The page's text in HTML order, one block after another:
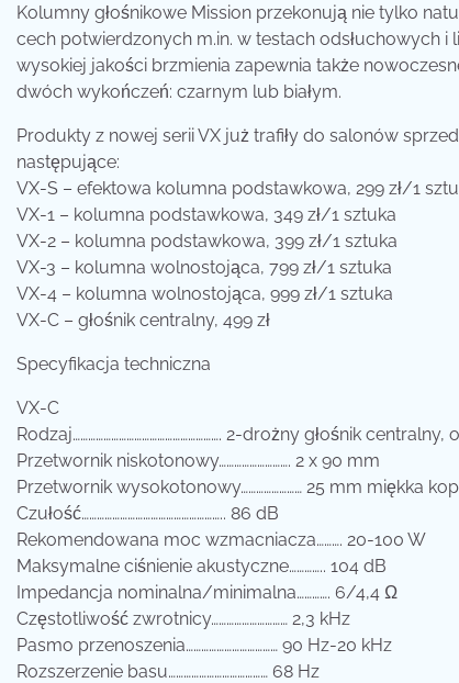
Kolumny głośnikowe Mission przekonują nie tylko
cech potwierdzonych m.in. w testach odsłuchowych
wysokiej jakości brzmienia zapewnia także
dwóch wykończeń: czarnym lub białym.
Produkty z nowej serii VX już trafiły do salonów
następujące:
VX-S – efektowa kolumna podstawkowa, 299 zł/1
VX-1 – kolumna podstawkowa, 349 zł/1 sztuka
VX-2 – kolumna podstawkowa, 399 zł/1 sztuka
VX-3 – kolumna wolnostojąca, 799 zł/1 sztuka
VX-4 – kolumna wolnostojąca, 999 zł/1 sztuka
VX-C – głośnik centralny, 499 zł
Specyfikacja techniczna
VX-C
Rodzaj…………………………………………………. 2-drożny głośnik
Przetwornik niskotonowy………………………. 2 x 90 mm
Przetwornik wysokotonowy…………………… 25 mm miękka
Czułość……………………………………………….. 86 dB
Rekomendowana moc wzmacniacza………. 20-100 W
Maksymalne ciśnienie akustyczne………….. 104 dB
Impedancja nominalna/minimalna…………. 6/4,4 Ω
Częstotliwość zwrotnicy………………………… 2,3 kHz
Pasmo przenoszenia……………………………… 90 Hz-20 kHz
Rozszerzenie basu………………………………… 68 Hz